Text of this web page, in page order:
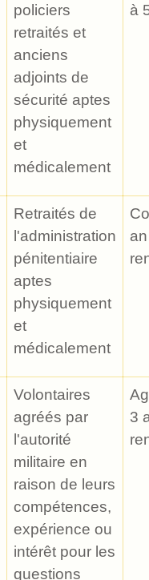
policiers
retraités et
anciens
adjoints de
sécurité aptes
physiquement
et
médicalement
à
Retraités de
l'administration
pénitentiaire
aptes
physiquement
et
médicalement
Volontaires
agréés par
l'autorité
militaire en
raison de leurs
compétences,
expérience ou
intérêt pour les
questions
3